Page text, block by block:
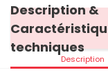
Description &
techniques
Description